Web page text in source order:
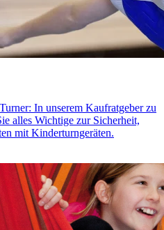
In unserem Kaufratgeber zu
alles Wichtige zur Sicherheit,
mit Kinderturngeräten.